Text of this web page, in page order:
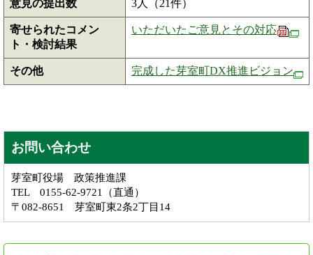
意見の提出数 3人（21件）
寄せられたコメン
ト・検討結果
いただいたご意見とその対応
その他 完成した芽室町DX推進ビジョン
お問い合わせ
芽室町役場 政策推進課
TEL 0155-62-9721（直通）
〒082-8651 芽室町東2条2丁目14